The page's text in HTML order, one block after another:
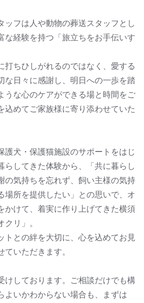
ッフは人や動物の葬送スタッフとし
な経験を持つ「旅立ちをお手伝いす
打ちひしがれるのではなく、愛する
な日々に感謝し、明日への一歩を踏
うな心のケアができる場と時間をご
込めてご家族様に寄り添わせていた
護犬・保護猫施設のサポートをはじ
らしてきた体験から、「共に暮らし
の気持ちを忘れず、飼い主様の気持
場所を提供したい」との思いで、オ
かけて、着実に作り上げてきた横須
リ」。
トとの絆を大切に、心を込めてお見
いただきます。
けしております。ご相談だけでも構
よいかわからない場合も、まずは